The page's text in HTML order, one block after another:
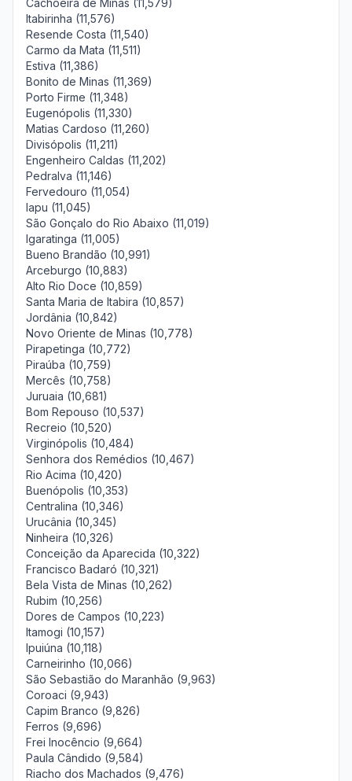
Cachoeira de Minas (11,579)
Itabirinha (11,576)
Resende Costa (11,540)
Carmo da Mata (11,511)
Estiva (11,386)
Bonito de Minas (11,369)
Porto Firme (11,348)
Eugenópolis (11,330)
Matias Cardoso (11,260)
Divisópolis (11,211)
Engenheiro Caldas (11,202)
Pedralva (11,146)
Fervedouro (11,054)
Iapu (11,045)
São Gonçalo do Rio Abaixo (11,019)
Igaratinga (11,005)
Bueno Brandão (10,991)
Arceburgo (10,883)
Alto Rio Doce (10,859)
Santa Maria de Itabira (10,857)
Jordânia (10,842)
Novo Oriente de Minas (10,778)
Pirapetinga (10,772)
Piraúba (10,759)
Mercês (10,758)
Juruaia (10,681)
Bom Repouso (10,537)
Recreio (10,520)
Virginópolis (10,484)
Senhora dos Remédios (10,467)
Rio Acima (10,420)
Buenópolis (10,353)
Centralina (10,346)
Urucânia (10,345)
Ninheira (10,326)
Conceição da Aparecida (10,322)
Francisco Badaró (10,321)
Bela Vista de Minas (10,262)
Rubim (10,256)
Dores de Campos (10,223)
Itamogi (10,157)
Ipuiúna (10,118)
Carneirinho (10,066)
São Sebastião do Maranhão (9,963)
Coroaci (9,943)
Capim Branco (9,826)
Ferros (9,696)
Frei Inocêncio (9,664)
Paula Cândido (9,584)
Riacho dos Machados (9,476)